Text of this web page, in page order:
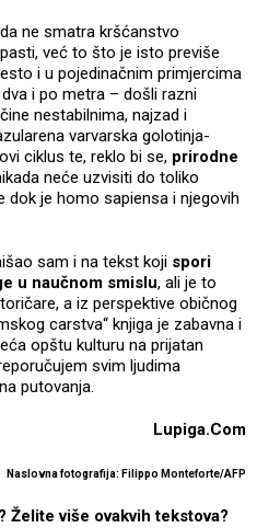
ne smatra kršćanstvo
već to što je isto previše
i u pojedinačnim primjercima
i po metra – došli razni
nestabilnima, najzad i
varvarska golotinja-
ciklus te, reklo bi se, prirodne
neće uzvisiti do toliko
dok je homo sapiensa i njegovih
sam i na tekst koji spori
u naučnom smislu, ali je to
a iz perspektive običnog
carstva“ knjiga je zabavna i
opštu kulturu na prijatan
svim ljudima
putovanja.
Lupiga.Com
Naslovna fotografija: Filippo Monteforte/AFP
Želite više ovakvih tekstova?